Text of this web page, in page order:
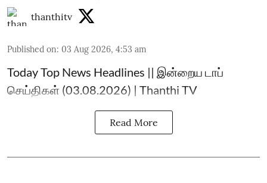
thanthitv
Published on: 03 Aug 2026, 4:53 am
Today Top News Headlines || இன்றைய டாப்
செய்திகள் (03.08.2026) | Thanthi TV
Read More